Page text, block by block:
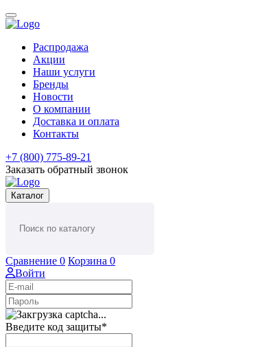
Распродажа
Акции
Наши услуги
Бренды
Новости
О компании
Доставка и оплата
Контакты
+7 (800) 775-89-21
Заказать обратный звонок
Каталог
Сравнение 0 Корзина 0
Войти
Введите код защиты*